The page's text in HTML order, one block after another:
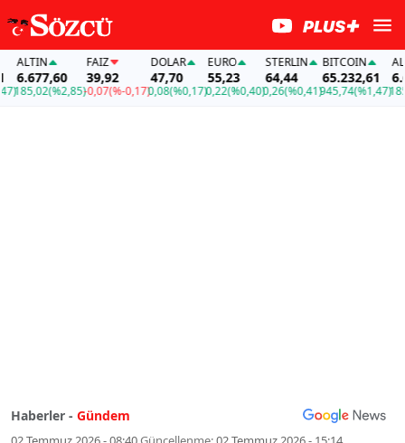
(%2,85)
FAİZ
39,92
-0,07(%-0,17)
DOLAR
47,70
0,08(%0,17)
EURO
55,23
0,22(%0,40)
STERLIN
64,44
0,26(%0,41)
BITCOIN
65.232,61
945,74(%1,47)
ALTIN
185,02
Haberler - Gündem